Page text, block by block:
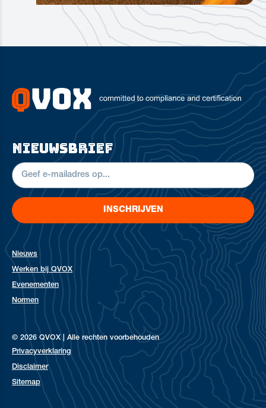
nieuwsbrief
INSCHRIJVEN
Nieuws
Werken bij QVOX
Evenementen
Normen
© 2026 QVOX | Alle rechten voorbehouden
Privacyverklaring
Disclaimer
Sitemap